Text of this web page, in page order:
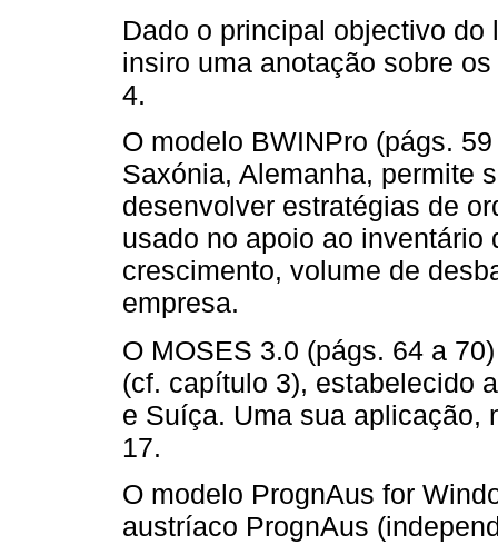
Dado o principal objectivo
insiro uma anotação sobre
4.
O modelo BWINPro (págs.
Saxónia, Alemanha, permite
desenvolver estratégias de
usado no apoio ao inventário
crescimento, volume de
empresa.
O MOSES 3.0 (págs. 64 a
(cf. capítulo 3), estabelecido
e Suíça. Uma sua aplicação,
17.
O modelo PrognAus for
austríaco PrognAus